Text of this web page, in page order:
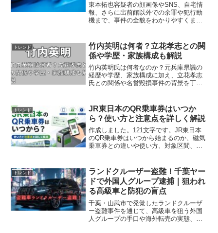
東本拓也容疑者の顔画像やSNS、自宅情
報、さらに出前館以外での余罪や犯行動
機まで、事件の全貌をわかりやすくまと
トレンド
竹内英明は何者？立花孝志との関
係や学歴・家族構成も解説
竹内英明氏は何者なのか？元兵庫県議の
経歴や学歴、家族構成に加え、立花孝志
氏との関係や名誉毀損事件の背景を丁寧
トレンド
JR東日本のQR乗車券はいつか
ら？使い方と注意点を詳しく解説
作成しました。121文字です。JR東日本
のQR乗車券はいつから始まるのか、磁気
乗車券との違いや使い方、対象区間、え
に、紙のきっぷQR化、Suicaとの違い、
乗り越し時の注意点まで丁寧にまとめま
す。
トレンド
ランドクルーザー盗難！千葉ヤー
ドで外国人グループ逮捕｜狙われ
る高級車と防犯の盲点
千葉・山武市で発覚したランドクルーザ
ー盗難事件を通じて、高級車を狙う外国
人グループの手口や海外転売の実態、防